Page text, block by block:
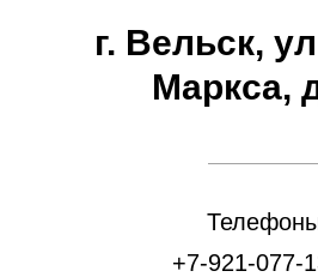
г. Вельск,
Маркса,
+7-921-077-